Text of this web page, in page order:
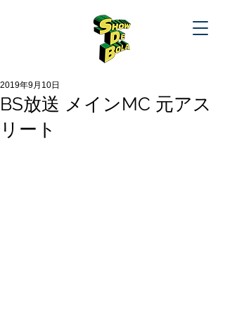
BS放送 メインMC 元アス
リート
2019年9月10日